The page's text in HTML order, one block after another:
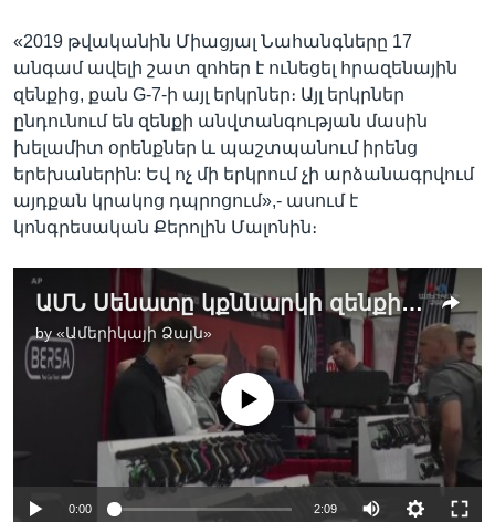
«2019 թվականին Միացյալ Նահանգները 17
անգամ ավելի շատ զոհեր է ունեցել հրազենային
զենքից, քան G-7-ի այլ երկրներ։ Այլ երկրներ
ընդունում են զենքի անվտանգության մասին
խելամիտ օրենքներ և պաշտպանում իրենց
երեխաներին: Եվ ոչ մի երկրում չի արձանագրվում
այդքան կրակոց դպրոցում»,- ասում է
կոնգրեսական Քերոլին Մալոնին։
ԱՄՆ Սենատը կքննարկի զենքի սահմանափակման մասին օրինագիծը
by «Ամերիկայի Ձայն»
No media source currently available
0:00 2:09